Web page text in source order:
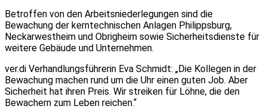
Betroffen von den Arbeitsniederlegungen sind die
Bewachung der kerntechnischen Anlagen Philippsburg,
Neckarwestheim und Obrigheim sowie Sicherheitsdienste für
weitere Gebäude und Unternehmen.
ver.di Verhandlungsführerin Eva Schmidt: „Die Kollegen in der
Bewachung machen rund um die Uhr einen guten Job. Aber
Sicherheit hat ihren Preis. Wir streiken für Löhne, die den
Bewachern zum Leben reichen.“